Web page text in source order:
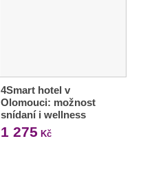
4Smart hotel v
Olomouci: možnost
snídaní i wellness
1 275 Kč